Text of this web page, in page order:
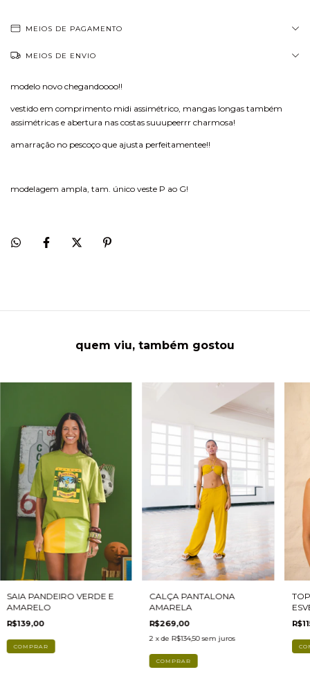
MEIOS DE PAGAMENTO
MEIOS DE ENVIO
modelo novo chegandoooo!!
vestido em comprimento midi assimétrico, mangas longas também
assimétricas e abertura nas costas suuupeerrr charmosa!
amarração no pescoço que ajusta perfeitamentee!!
modelagem ampla, tam. único veste P ao G!
quem viu, também gostou
SAIA PANDEIRO VERDE E
AMARELO
R$139,00
COMPRAR
CALÇA PANTALONA
AMARELA
R$269,00
2 x de R$134,50 sem juros
COMPRAR